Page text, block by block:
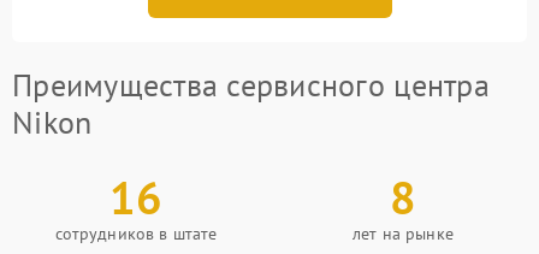
Преимущества сервисного центра
Nikon
16
сотрудников в штате
8
лет на рынке